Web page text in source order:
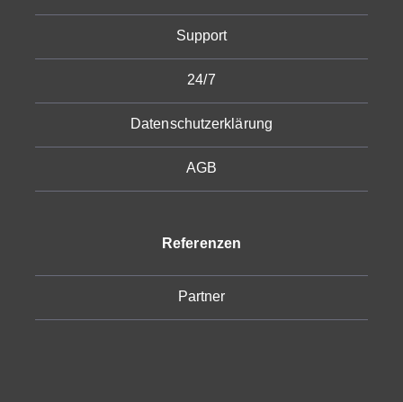
Support
24/7
Datenschutzerklärung
AGB
Referenzen
Partner